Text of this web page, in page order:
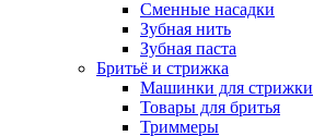
Сменные насадки
Зубная нить
Зубная паста
Бритьё и стрижка
Машинки для стрижки
Товары для бритья
Триммеры